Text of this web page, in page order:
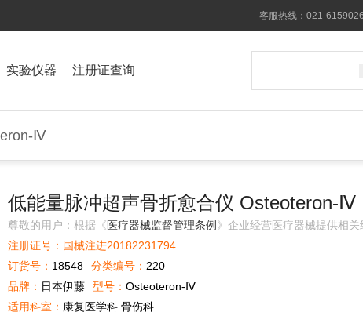
客服热线：021-
实验仪器 注册证查询
Ⅳ
低能量脉冲超声骨折愈合仪 Osteoteron-Ⅳ
尊敬的用户：根据《医疗器械监督管理条例 》企业经营医疗器械提供相关
注册证号：国械注进20182231794
订货号： 18548 分类编号： 220
品牌： 日本伊藤 型号： Osteoteron-Ⅳ
适用科室： 康复医学科 骨伤科